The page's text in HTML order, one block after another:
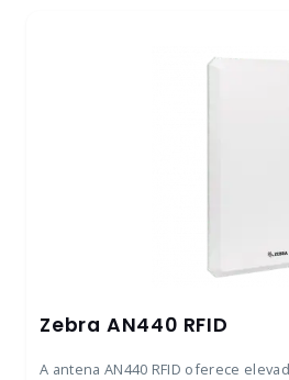
Zebra AN440 RFID
A antena AN440 RFID oferece